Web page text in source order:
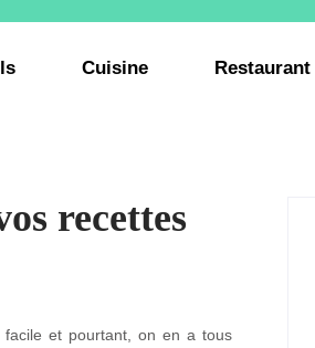
Cuisine Restaurant
recettes
facile et pourtant, on en a tous